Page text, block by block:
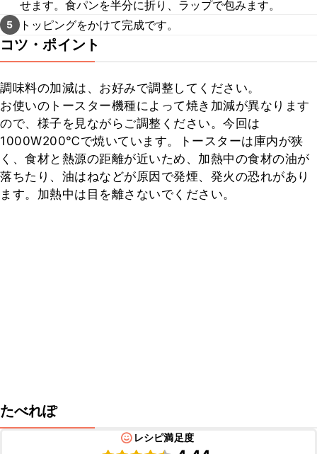
せます。食パンを半分に折り、ラップで包みます。
5 トッピングをかけて完成です。
コツ・ポイント
調味料の加減は、お好みで調整してください。
お使いのトースター機種によって焼き加減が異なります
ので、様子を見ながらご調整ください。今回は
1000W200℃で焼いています。トースターは庫内が狭
く、食材と熱源の距離が近いため、加熱中の食材の油が
落ちたり、油はねなどが原因で発煙、発火の恐れがあり
ます。加熱中は目を離さないでください。
たべれぽ
レシピ満足度